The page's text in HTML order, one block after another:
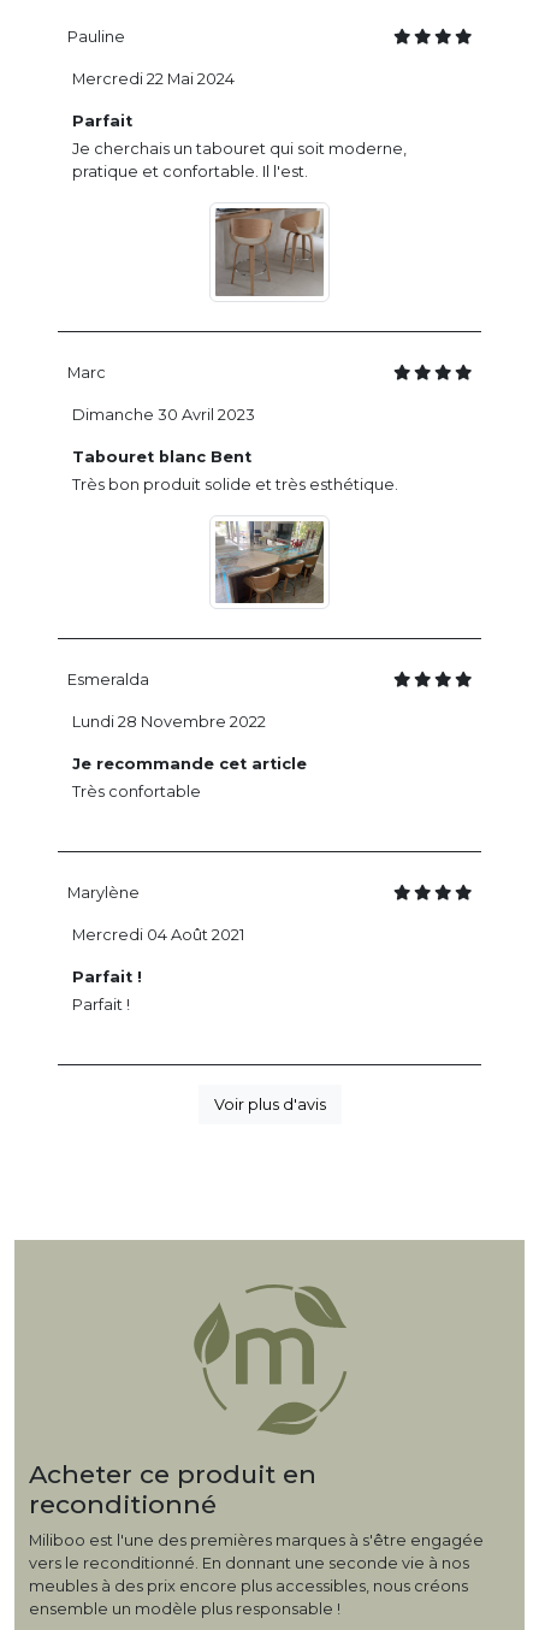
Pauline
Parfait
Je cherchais un tabouret qui soit moderne,
pratique et confortable. Il l'est.
Mercredi 22 Mai 2024
Marc
Tabouret blanc Bent
Très bon produit solide et très esthétique.
Dimanche 30 Avril 2023
Esmeralda
Je recommande cet article
Très confortable
Lundi 28 Novembre 2022
Marylène
Parfait !
Parfait !
Mercredi 04 Août 2021
Voir plus d'avis
Acheter ce produit en
reconditionné
Miliboo est l'une des premières marques à s'être engagée
vers le reconditionné. En donnant une seconde vie à nos
meubles à des prix encore plus accessibles, nous créons
ensemble un modèle plus responsable !